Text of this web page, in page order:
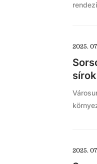
2025.
sírok
2025.